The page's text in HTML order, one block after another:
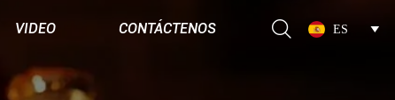
VIDEO CONTÁCTENOS  ES 